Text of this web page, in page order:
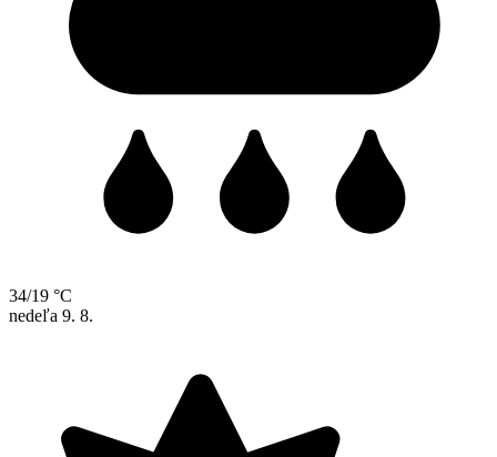
34/19 °C
nedeľa 9. 8.